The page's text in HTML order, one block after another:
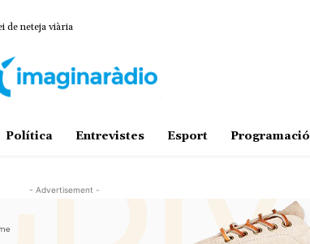
de neteja viària
Política Entrevistes Esport Programació
- Advertisement -